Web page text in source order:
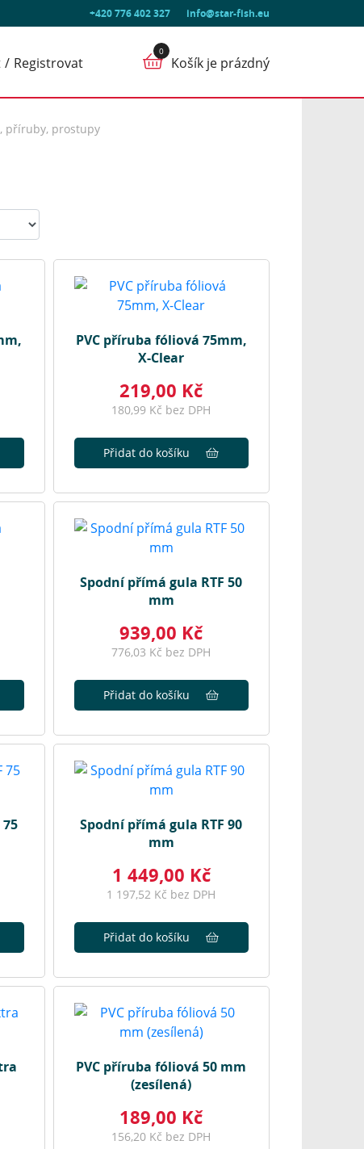
+420 776 402 327 info@star-fish.eu
Registrovat Košík je prázdný
příruby, prostupy
PVC příruba fóliová 75mm,
X-Clear
219,00 Kč
180,99 Kč bez DPH
Přidat do košíku
Spodní přímá gula RTF 50
mm
939,00 Kč
776,03 Kč bez DPH
Přidat do košíku
Spodní přímá gula RTF 90
mm
1 449,00 Kč
1 197,52 Kč bez DPH
Přidat do košíku
PVC příruba fóliová 50 mm
(zesílená)
189,00 Kč
156,20 Kč bez DPH